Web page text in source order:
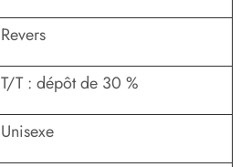
Revers
T/T : dépôt de 30 %
Unisexe